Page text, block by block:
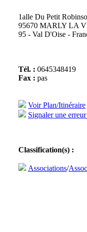
1alle Du Petit
95670 MARLY LA
95 - Val D'Oise -
Tél. : 0645348419
Fax : pas
Voir Plan/Itinéraire
Signaler une
Classification(s) :
Associations/